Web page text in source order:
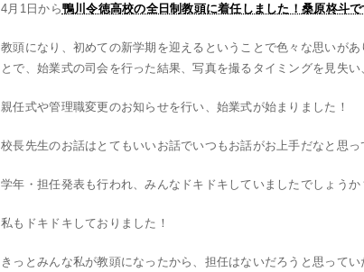
4月1日から鴨川令徳高校の全日制教頭に着任しました！桑原柊斗で
教頭になり、初めての新学期を迎えるということで色々な思いが
とで、始業式の司会を行った結果、写真を撮るタイミングを見失い
親任式や管理職変更のお知らせを行い、始業式が始まりました！
校長先生のお話はとてもいいお話でいつもお話がお上手だなと思っ
学年・担任発表も行われ、みんなドキドキしていましたでしょうか
私もドキドキしておりました！
きっとみんな私が教頭になったから、担任はないだろうと思って